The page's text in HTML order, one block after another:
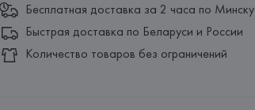
Бесплатная доставка за 2 часа по Минску
Быстрая доставка по Беларуси и России
Количество товаров без ограничений